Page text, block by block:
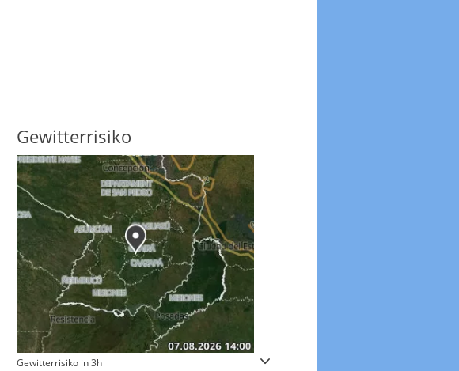
Gewitterrisiko
Gewitterrisiko in 3h Windböen heute